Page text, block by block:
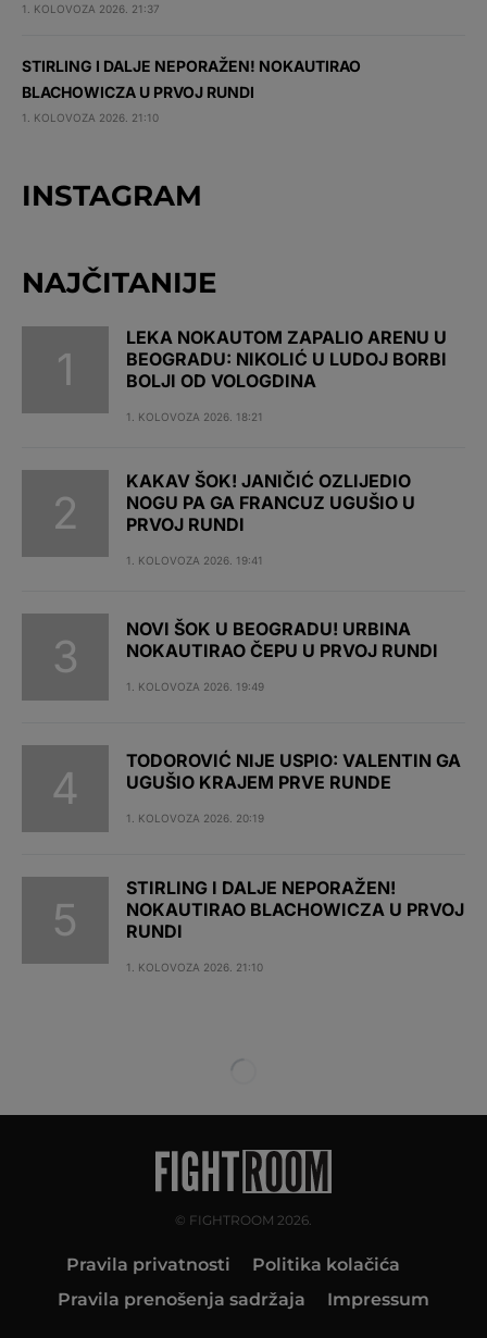
1. KOLOVOZA 2026. 21:37
STIRLING I DALJE NEPORAŽEN! NOKAUTIRAO
BLACHOWICZA U PRVOJ RUNDI
1. KOLOVOZA 2026. 21:10
INSTAGRAM
NAJČITANIJE
LEKA NOKAUTOM ZAPALIO ARENU U
BEOGRADU: NIKOLIĆ U LUDOJ BORBI
BOLJI OD VOLOGDINA
1. KOLOVOZA 2026. 18:21
KAKAV ŠOK! JANIČIĆ OZLIJEDIO
NOGU PA GA FRANCUZ UGUŠIO U
PRVOJ RUNDI
1. KOLOVOZA 2026. 19:41
NOVI ŠOK U BEOGRADU! URBINA
NOKAUTIRAO ČEPU U PRVOJ RUNDI
1. KOLOVOZA 2026. 19:49
TODOROVIĆ NIJE USPIO: VALENTIN GA
UGUŠIO KRAJEM PRVE RUNDE
1. KOLOVOZA 2026. 20:19
STIRLING I DALJE NEPORAŽEN!
NOKAUTIRAO BLACHOWICZA U PRVOJ
RUNDI
1. KOLOVOZA 2026. 21:10
© FIGHTROOM 2026.
Pravila privatnosti
Politika kolačića
Pravila prenošenja sadržaja
Impressum